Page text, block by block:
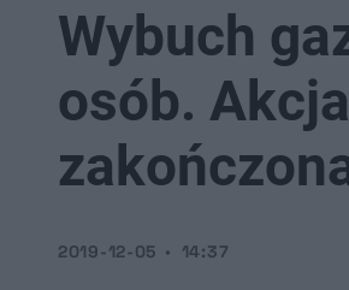
Wybuch
osób.
2019-12-05 14:37